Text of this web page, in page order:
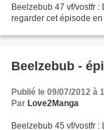
Beelzebub 47 vf/vostfr
regarder cet épisode en
Beelzebub -
Publié le 09/07/2012 à
Par Love2Manga
Beelzebub 45 vf/vostfr :